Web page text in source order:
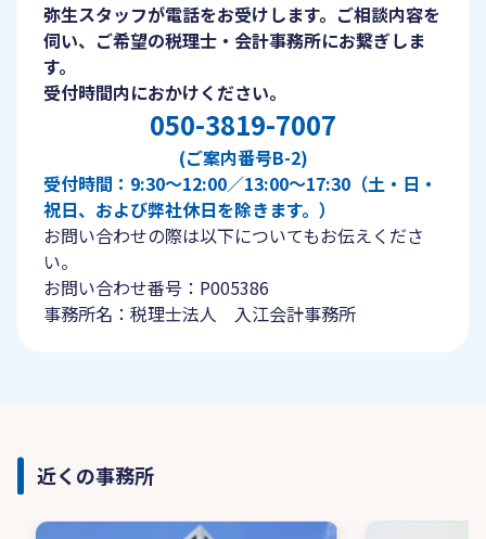
弥生スタッフが電話をお受けします。ご相談内容を
伺い、ご希望の税理士・会計事務所にお繋ぎしま
す。
受付時間内におかけください。
050-3819-7007
(ご案内番号B-2)
受付時間：9:30〜12:00／13:00〜17:30（土・日・
祝日、および弊社休日を除きます。）
お問い合わせの際は以下についてもお伝えくださ
い。
お問い合わせ番号：P005386
事務所名：税理士法人 入江会計事務所
近くの事務所